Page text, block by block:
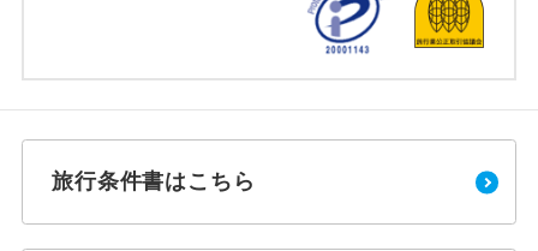
旅行条件書はこちら